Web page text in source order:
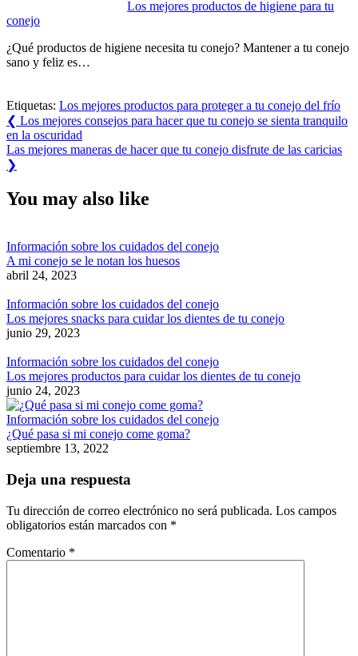
Los mejores productos de higiene para tu
conejo
¿Qué productos de higiene necesita tu conejo? Mantener a tu conejo
sano y feliz es…
Etiquetas: Los mejores productos para proteger a tu conejo del frío
Navegación
de
entradas
❮ Previous
Post:
Los mejores consejos para hacer que tu conejo se sienta tranquilo
en la oscuridad
Next
Post:
Las mejores maneras de hacer que tu conejo disfrute de las caricias
❯
You may also like
Información sobre los cuidados del conejo
A mi conejo se le notan los huesos
abril 24, 2023
Información sobre los cuidados del conejo
Los mejores snacks para cuidar los dientes de tu conejo
junio 29, 2023
Información sobre los cuidados del conejo
Los mejores productos para cuidar los dientes de tu conejo
junio 24, 2023
Información sobre los cuidados del conejo
¿Qué pasa si mi conejo come goma?
septiembre 13, 2022
Deja una respuesta
Tu dirección de correo electrónico no será publicada. Los campos
obligatorios están marcados con *
Comentario *